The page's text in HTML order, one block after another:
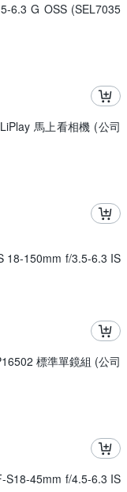
6.3 G OSS (SEL7035
馬上看相機 (公司
18-150mm f/3.5-6.3 IS
標準單鏡組 (公司
S18-45mm f/4.5-6.3 IS